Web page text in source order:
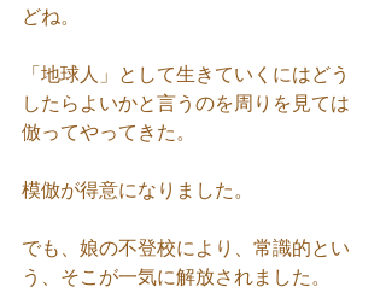
どね。
「地球人」として生きていくにはどう
したらよいかと言うのを周りを見ては
倣ってやってきた。
模倣が得意になりました。
でも、娘の不登校により、常識的とい
う、そこが一気に解放されました。